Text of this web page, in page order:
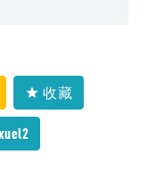
收藏
15.82G学习资源百
治一轮复习视频教程
（暑假班+秋季班）